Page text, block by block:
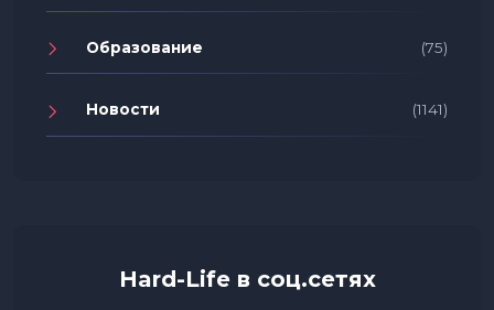
Образование (75)
Новости (1141)
Hard-Life в соц.сетях